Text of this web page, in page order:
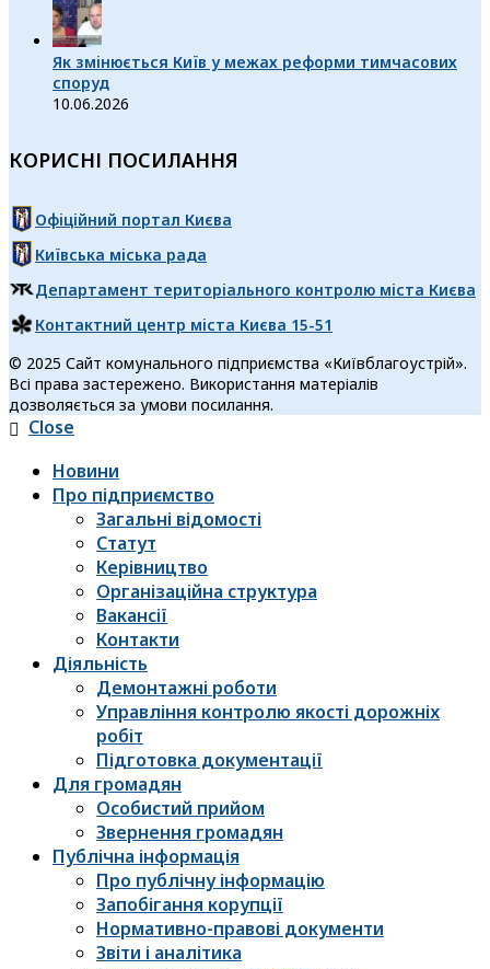
Як змінюється Київ у межах реформи тимчасових
споруд
10.06.2026
КОРИСНІ ПОСИЛАННЯ
Офіційний портал Києва
Київська міська рада
Департамент територіального контролю міста Києва
Контактний центр міста Києва 15-51
© 2025 Сайт комунального підприємства «Київблагоустрій».
Всі права застережено. Використання матеріалів
дозволяється за умови посилання.
Close
Новини
Про підприємство
Загальні відомості
Статут
Керівництво
Організаційна структура
Вакансії
Контакти
Діяльність
Демонтажні роботи
Управління контролю якості дорожніх
робіт
Підготовка документації
Для громадян
Особистий прийом
Звернення громадян
Публічна інформація
Про публічну інформацію
Запобігання корупції
Нормативно-правові документи
Звіти і аналітика